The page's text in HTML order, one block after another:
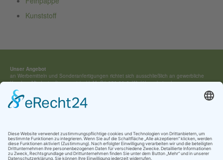
Kunststoff
Unser Angebot
an Werbemitteln und Sonderan­fertigungen richtet sich ausschließ­lich an gewerbliche
Kunden. Mindestauftragswert (exkl. MwSt) 250,00 €. Wir führen keine Lagerware,
sondern fertigen jedes Werbemittel individuell für Sie an.
Kontakt:
Tel.: +49 (0) 4154 / 7 95 40-0
Erfahren Sie mehr überunsere Geschichteals traditionsreiches Familienunternehmen
und lernen Sieunsere WerteundKatalogekennen.
Kontakt